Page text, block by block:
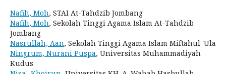
Nafih, Moh, STAI At-Tahdzib Jombang
Nafih, Moh, Sekolah Tinggi Agama Islam At-Tahdzib
Jombang
Nasrullah, Aan, Sekolah Tinggi Agama Islam Miftahul 'Ula
Ningrum, Nurani Puspa, Universitas Muhammadiyah
Kudus